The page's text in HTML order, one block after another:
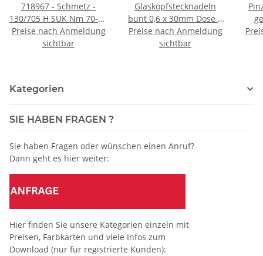
718967 - Schmetz -
130/705 H SUK Nm 70-90
SB10-Karte / Nadeldicke
= 70-90 / Preis pro Karte
Preise nach Anmeldung
sichtbar
Glaskopfstecknadeln
bunt 0,6 x 30mm Dose á
10g
Preise nach Anmeldung
sichtbar
Kategorien
SIE HABEN FRAGEN ?
Sie haben Fragen oder wünschen einen Anruf?
Dann geht es hier weiter:
Hier finden Sie unsere Kategorien einzeln mit
Preisen, Farbkarten und viele Infos zum
Download (nur für registrierte Kunden):